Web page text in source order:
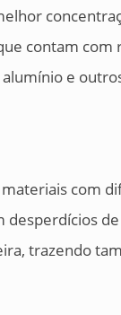
contam com
e
com
desperdícios
trazendo